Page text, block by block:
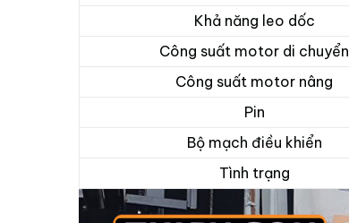
Khả năng leo dốc
Công suất motor di chuyển
Công suất motor nâng
Pin
Bộ mạch điều khiển
Tình trạng